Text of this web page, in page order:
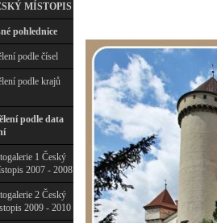
MÍSTOPIS
pohlednice
podle čísel
podle krajů
podle data
1 Český
2007 - 2008
2 Český
2009 - 2010